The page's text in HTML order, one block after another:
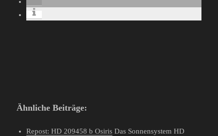
Ähnliche Beiträge:
Repost: HD 209458 b Osiris Das Sonnensystem HD